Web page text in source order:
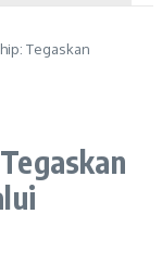
Tegaskan